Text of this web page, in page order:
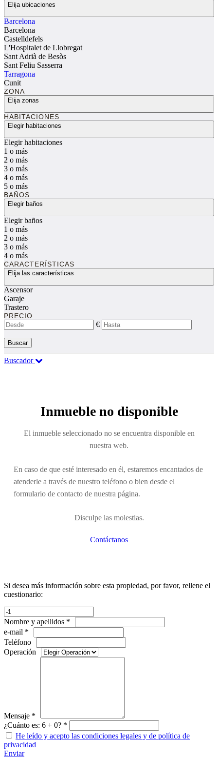
Elija ubicaciones
Barcelona
Barcelona
Castelldefels
L'Hospitalet de Llobregat
Sant Adrià de Besòs
Sant Feliu Sasserra
Tarragona
Cunit
ZONA
Elija zonas
HABITACIONES
Elegir habitaciones
Elegir habitaciones
1 o más
2 o más
3 o más
4 o más
5 o más
BAÑOS
Elegir baños
Elegir baños
1 o más
2 o más
3 o más
4 o más
CARACTERÍSTICAS
Elija las características
Ascensor
Garaje
Trastero
PRECIO
€
Buscar
Buscador
Inmueble no disponible
El inmueble seleccionado no se encuentra disponible en
nuestra web.
En caso de que esté interesado en él, estaremos encantados de
atenderle a través de nuestro teléfono o bien desde el
formulario de contacto de nuestra página.
Disculpe las molestias.
Contáctanos
Si desea más información sobre esta propiedad, por favor, rellene el
cuestionario:
Nombre y apellidos *
e-mail *
Teléfono
Operación
Mensaje *
¿Cuánto es: 6 + 0? *
He leído y acepto las condiciones legales y de política de
privacidad
Enviar